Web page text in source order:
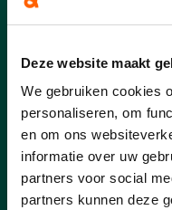
Deze website maakt
We gebruiken cookies
personaliseren, om
en om ons
informatie over uw
partners voor social
partners kunnen deze
De helft van de
Antwerpen eet
op school
roept
om nog een
lees